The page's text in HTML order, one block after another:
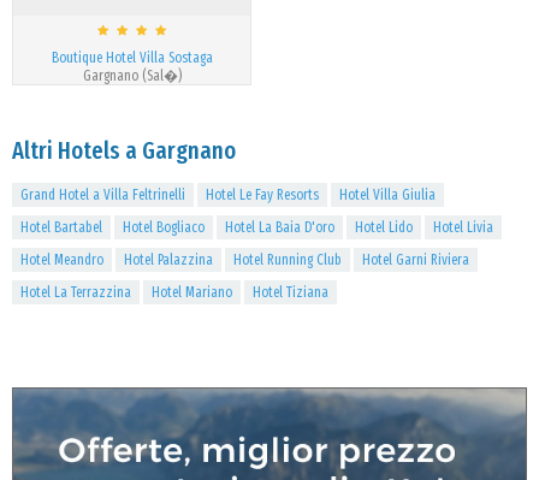
Boutique Hotel Villa Sostaga
Gargnano (Sal�)
Altri Hotels a Gargnano
Grand Hotel a Villa Feltrinelli Hotel Le Fay Resorts
Hotel Villa Giulia
Hotel Bartabel
Hotel Bogliaco Hotel La Baia D'oro Hotel Lido
Hotel Livia
Hotel Meandro
Hotel Palazzina Hotel Running Club
Hotel Garni Riviera
Hotel La Terrazzina
Hotel Mariano Hotel Tiziana